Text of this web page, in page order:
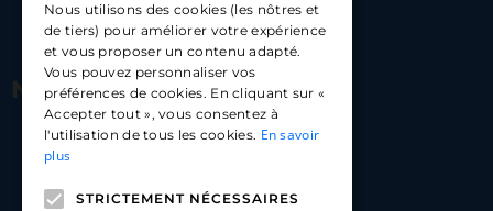
hello@carloapp.com
Nous suivre
Carlo App | Instagram
ENGLISH
SPANISH
Nous utilisons des cookies (les nôtres et
de tiers) pour améliorer votre expérience
et vous proposer un contenu adapté.
Vous pouvez personnaliser vos
préférences de cookies. En cliquant sur «
Accepter tout », vous consentez à
l'utilisation de tous les cookies. En savoir
plus
STRICTEMENT NÉCESSAIRES